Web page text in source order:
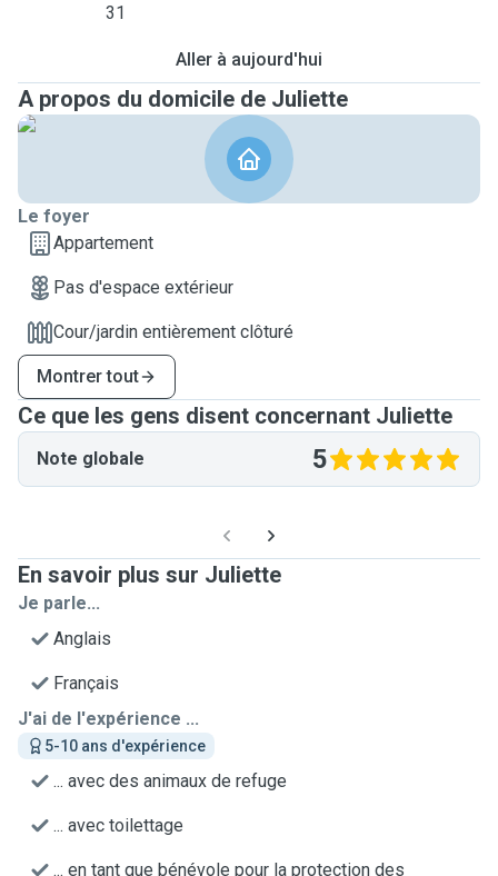
31
Aller à aujourd'hui
A propos du domicile de Juliette
Le foyer
Appartement
Pas d'espace extérieur
Cour/jardin entièrement clôturé
Montrer tout
Ce que les gens disent concernant Juliette
Note globale 5
En savoir plus sur Juliette
Je parle...
Anglais
Français
J'ai de l'expérience ...
5-10 ans d'expérience
... avec des animaux de refuge
... avec toilettage
... en tant que bénévole pour la protection des